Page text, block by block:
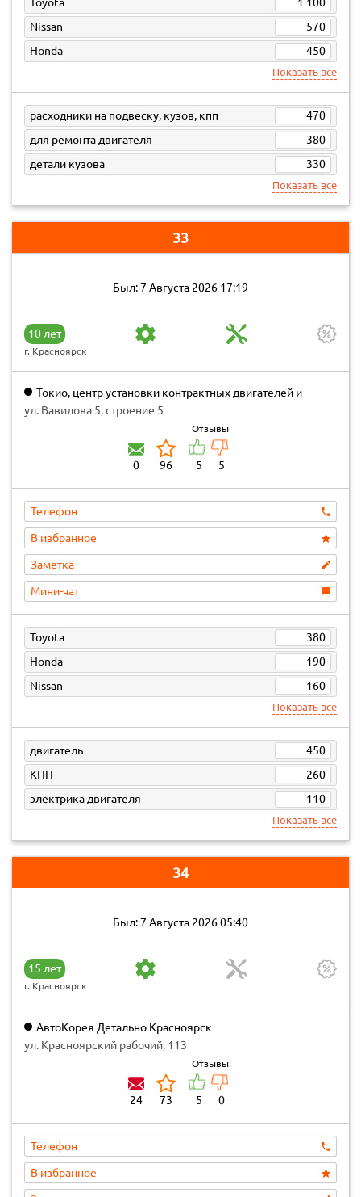
Nissan
570
Honda
450
Показать все
расходники на подвеску, кузов, кпп
470
для ремонта двигателя
380
детали кузова
330
Показать все
33
Был: 7 Августа 2026 17:19
10 лет
г. Красноярск
Токио, центр установки контрактных двигателей и
коробок передач
ул. Вавилова 5, строение 5
0 96
Отзывы
5 5
Телефон
В избранное
Заметка
Мини-чат
Toyota
380
Honda
190
Nissan
160
Показать все
двигатель
450
КПП
260
электрика двигателя
110
Показать все
34
Был: 7 Августа 2026 05:40
15 лет
г. Красноярск
АвтоКорея Детально Красноярск
ул. Красноярский рабочий, 113
24 73
Отзывы
5 0
Телефон
В избранное